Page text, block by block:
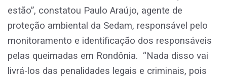
estão”, constatou Paulo Araújo, agente de
proteção ambiental da Sedam, responsável pelo
monitoramento e identificação dos responsáveis
pelas queimadas em Rondônia. “Nada disso vai
livrá-los das penalidades legais e criminais, pois